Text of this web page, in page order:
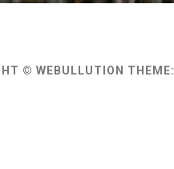
© WEBULLUTION THEME: